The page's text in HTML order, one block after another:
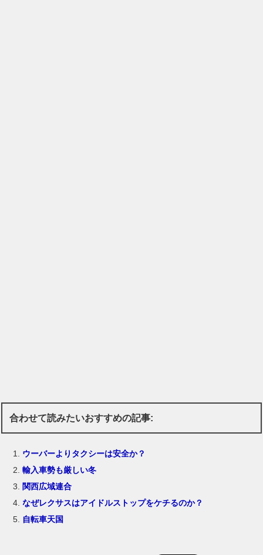
合わせて読みたいおすすめの記事:
ウーバーよりタクシーは安全か？
輸入車勢も厳しい冬
関西広域連合
なぜレクサスはアイドルストップをケチるのか？
自転車天国